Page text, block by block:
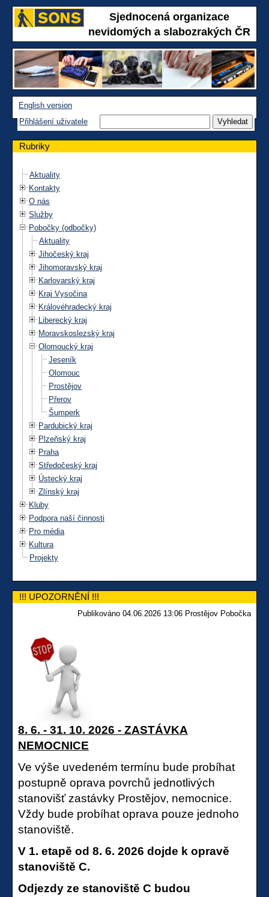
Sjednocená organizace
nevidomých a slabozrakých ČR
English version
Přihlášení uživatele
Rubriky
Aktuality
Kontakty
O nás
Služby
Pobočky (odbočky)
Aktuality
Jihočeský kraj
Jihomoravský kraj
Karlovarský kraj
Kraj Vysočina
Královéhradecký kraj
Liberecký kraj
Moravskoslezský kraj
Olomoucký kraj
Jeseník
Olomouc
Prostějov
Přerov
Šumperk
Pardubický kraj
Plzeňský kraj
Praha
Středočeský kraj
Ústecký kraj
Zlínský kraj
Kluby
Podpora naší činnosti
Pro média
Kultura
Projekty
!!! UPOZORNĚNÍ !!!
Publikováno 04.06.2026 13:06 Prostějov Pobočka
8. 6. - 31. 10. 2026 - ZASTÁVKA
NEMOCNICE
Ve výše uvedeném termínu bude probíhat
postupně oprava povrchů jednotlivých
stanovišť zastávky Prostějov, nemocnice.
Vždy bude probíhat oprava pouze jednoho
stanoviště.
V 1. etapě od 8. 6. 2026 dojde k opravě
stanoviště C.
Odjezdy ze stanoviště C budou